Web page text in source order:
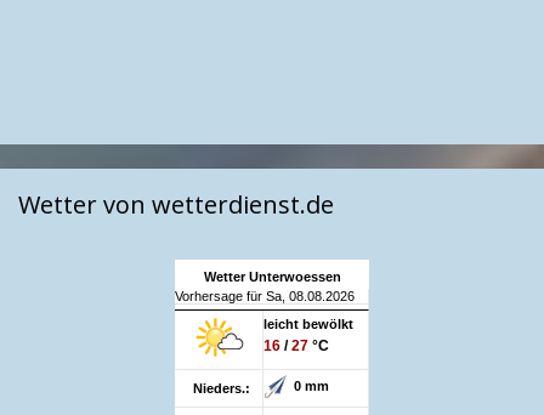
Wetter von wetterdienst.de
Wetter Unterwoessen
Vorhersage für Sa, 08.08.2026
leicht bewölkt
16 /27 °C
Nieders.: 0 mm